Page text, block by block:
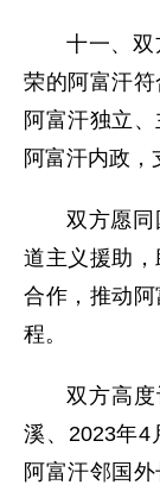
十一、
荣的阿富汗
阿富汗独立
阿富汗内政，
双方愿同
道主义援助
合作，推动
程。
双方高
溪、2023年4
阿富汗邻国